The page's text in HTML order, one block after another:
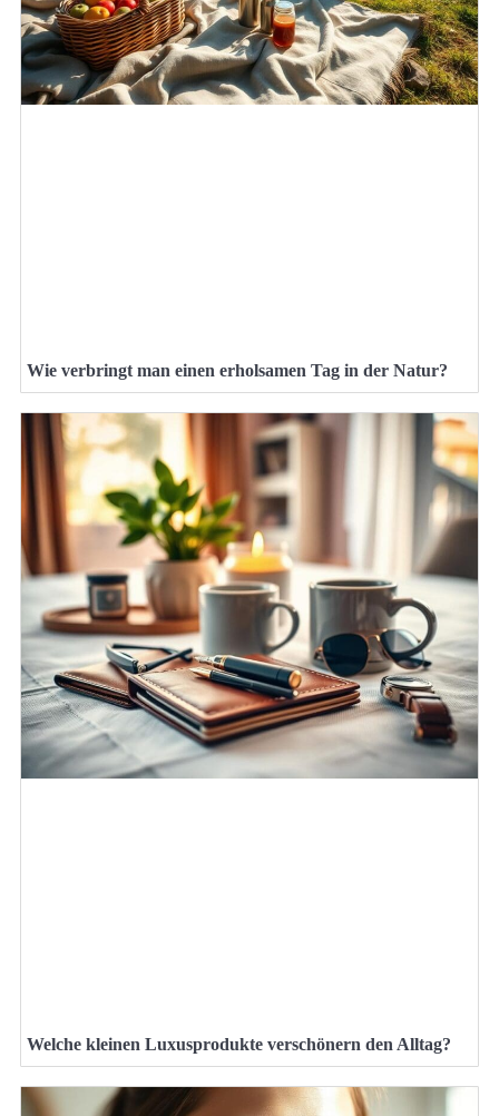
Wie verbringt man einen erholsamen Tag in der Natur?
Welche kleinen Luxusprodukte verschönern den Alltag?